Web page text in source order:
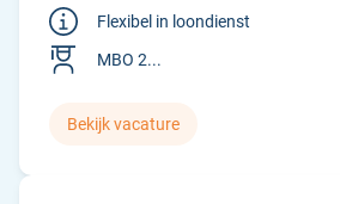
Flexibel in loondienst
MBO 2...
Bekijk vacature